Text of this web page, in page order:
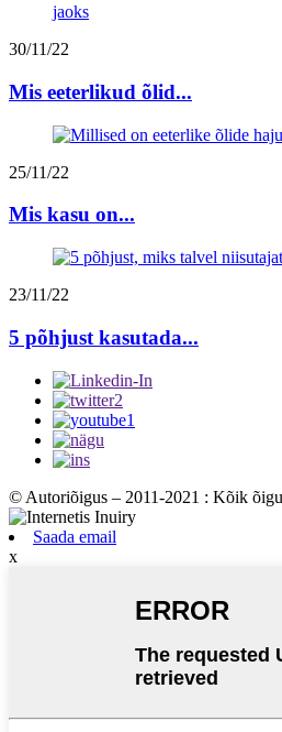
30/11/22
Mis eeterlikud õlid...
25/11/22
Mis kasu on...
23/11/22
5 põhjust kasutada...
© Autoriõigus – 2011-2021 : Kõik
Saada email
x